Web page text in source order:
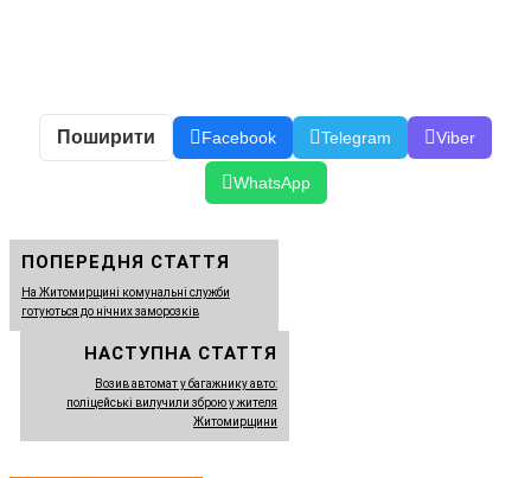
Поширити Facebook Telegram Viber
WhatsApp
ПОПЕРЕДНЯ СТАТТЯ
На Житомирщині комунальні служби
готуються до нічних заморозків
НАСТУПНА СТАТТЯ
Возив автомат у багажнику авто:
поліцейські вилучили зброю у жителя
Житомирщини